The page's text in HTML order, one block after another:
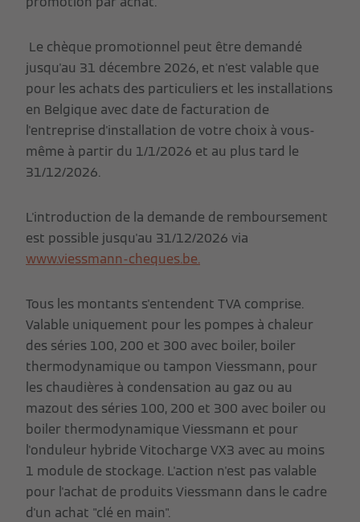
Le chèque promotionnel peut être demandé
jusqu'au 31 décembre 2026, et n'est valable que
pour les achats des particuliers et les installations
en Belgique avec date de facturation de
l'entreprise d'installation de votre choix à vous-
même à partir du 1/1/2026 et au plus tard le
31/12/2026.
L'introduction de la demande de remboursement
est possible jusqu'au 31/12/2026 via
www.viessmann-cheques.be.
Tous les montants s'entendent TVA comprise.
Valable uniquement pour les pompes à chaleur
des séries 100, 200 et 300 avec boiler, boiler
thermodynamique ou tampon Viessmann, pour
les chaudières à condensation au gaz ou au
mazout des séries 100, 200 et 300 avec boiler ou
boiler thermodynamique Viessmann et pour
l'onduleur hybride Vitocharge VX3 avec au moins
1 module de stockage. L'action n'est pas valable
pour l'achat de produits Viessmann dans le cadre
d'un achat "clé en main".